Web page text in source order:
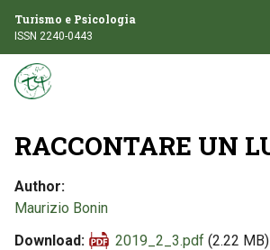
Turismo e Psicologia
ISSN 2240-0443
RACCONTARE UN
Author
Maurizio Bonin
Download
2019_2_3.pdf (2.22 MB)